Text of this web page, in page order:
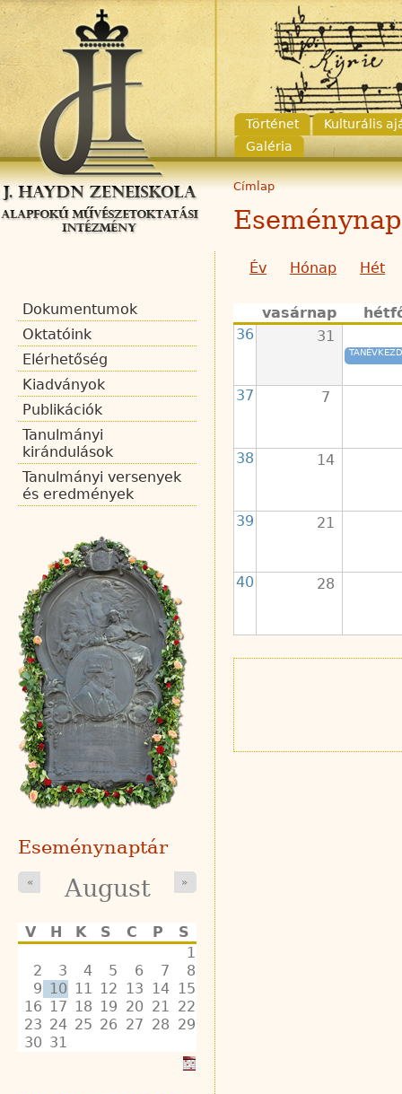
Történet
Kulturális
Galéria
Címlap
Év Hónap Hét
vasárnap
36
31
37 7
38 14
39 21
40 28
Dokumentumok
Oktatóink
Elérhetőség
Kiadványok
Publikációk
Tanulmányi
kirándulások
Tanulmányi versenyek
és eredmények
Eseménynaptár
« August »
V H K S C P
S
1
2
3 4 5 6 7
8
9 10 11 12 13 14 15
16 17 18 19 20 21
22
23 24 25 26 27 28 29
30 31